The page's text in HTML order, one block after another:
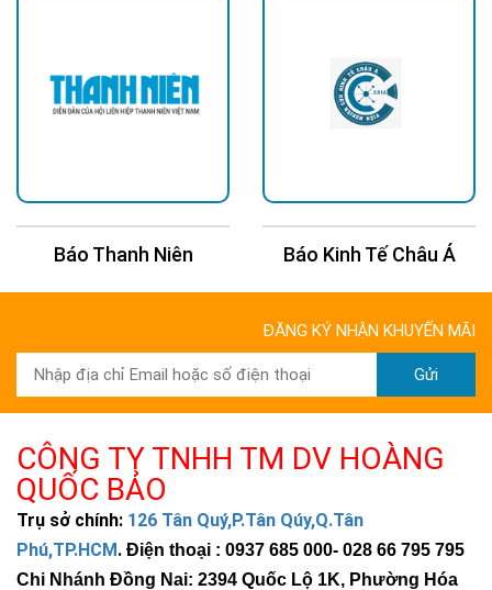
Báo Kinh Tế Châu Á Báo 24H
ĐĂNG KÝ NHẬN KHUYẾN MÃI
Gửi
CÔNG TY TNHH TM DV HOÀNG
QUỐC BẢO
Trụ sở chính: 126 Tân Quý,P.Tân Qúy,Q.Tân
Phú,TP.HCM. Điện thoại : 0937 685 000- 028 66 795 795
Chi Nhánh Đồng Nai: 2394 Quốc Lộ 1K, Phường Hóa